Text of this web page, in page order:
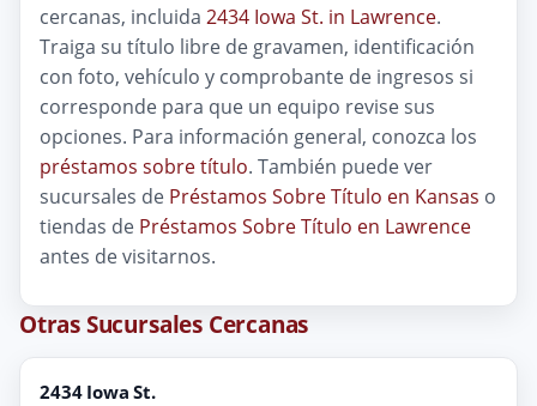
cercanas, incluida 2434 Iowa St. in Lawrence.
Traiga su título libre de gravamen, identificación
con foto, vehículo y comprobante de ingresos si
corresponde para que un equipo revise sus
opciones. Para información general, conozca los
préstamos sobre título. También puede ver
sucursales de Préstamos Sobre Título en Kansas o
tiendas de Préstamos Sobre Título en Lawrence
antes de visitarnos.
Otras Sucursales Cercanas
2434 Iowa St.